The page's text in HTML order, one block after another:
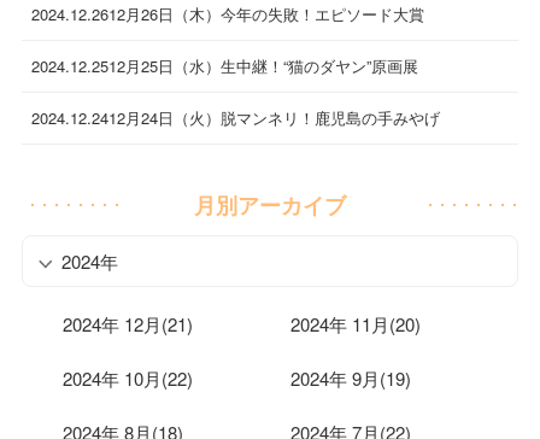
2024.12.2612月26日（木）今年の失敗！エピソード大賞
2024.12.2512月25日（水）生中継！“猫のダヤン”原画展
2024.12.2412月24日（火）脱マンネリ！鹿児島の手みやげ
月別アーカイブ
2024年
2024年 12月(21) 2024年 11月(20)
2024年 10月(22) 2024年 9月(19)
2024年 8月(18) 2024年 7月(22)